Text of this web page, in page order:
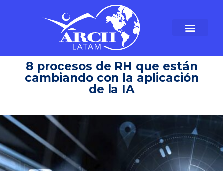
8 procesos de RH que están
cambiando con la aplicación
de la IA